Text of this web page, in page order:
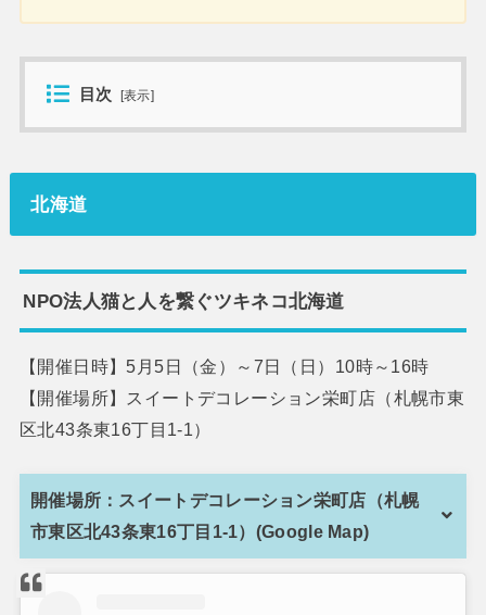
目次 [表示]
北海道
NPO法人猫と人を繋ぐツキネコ北海道
【開催日時】5月5日（金）～7日（日）10時～16時
【開催場所】スイートデコレーション栄町店（札幌市東
区北43条東16丁目1-1）
開催場所：スイートデコレーション栄町店（札幌
市東区北43条東16丁目1-1）(Google Map)